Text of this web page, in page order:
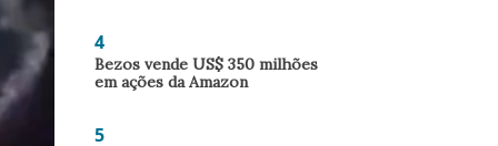
4
Bezos vende US$ 350 milhões
em ações da Amazon
5